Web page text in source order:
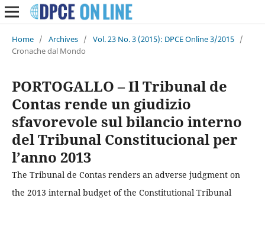
Home / Archives / Vol. 23 No. 3 (2015): DPCE Online 3/2015 /
Cronache dal Mondo
PORTOGALLO – Il Tribunal de
Contas rende un giudizio
sfavorevole sul bilancio interno
del Tribunal Constitucional per
l’anno 2013
The Tribunal de Contas renders an adverse judgment on
the 2013 internal budget of the Constitutional Tribunal